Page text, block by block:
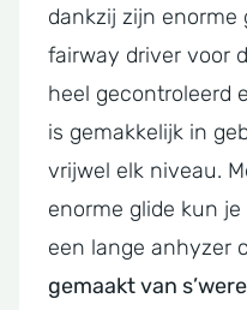
dankzij zijn enorme
fairway driver voor
heel gecontroleerd
is gemakkelijk in
vrijwel elk niveau.
enorme glide kun
een lange anhyzer
gemaakt van